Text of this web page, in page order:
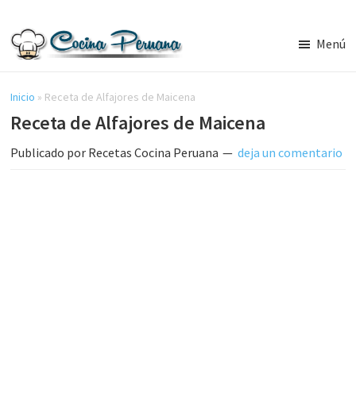
contenido
lateral
principal
Cocina
Peruana,
Recetas
de
Comida
Menú
Inicio » Receta de Alfajores de Maicena
Receta de Alfajores de Maicena
Publicado por Recetas Cocina Peruana deja un comentario